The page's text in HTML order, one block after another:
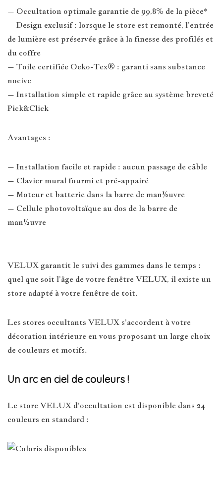
– Occultation optimale garantie de 99,8% de la pièce*
– Design exclusif : lorsque le store est remonté, l’entrée
de lumière est préservée grâce à la finesse des profilés et
du coffre
– Toile certifiée Oeko-Tex® : garanti sans substance
nocive
– Installation simple et rapide grâce au système breveté
Pick&Click
Avantages :
– Installation facile et rapide : aucun passage de câble
– Clavier mural fourmi et pré-appairé
– Moteur et batterie dans la barre de man½uvre
– Cellule photovoltaïque au dos de la barre de
man½uvre
VELUX garantit le suivi des gammes dans le temps :
quel que soit l’âge de votre fenêtre VELUX, il existe un
store adapté à votre fenêtre de toit.
Les stores occultants VELUX s’accordent à votre
décoration intérieure en vous proposant un large choix
de couleurs et motifs.
Un arc en ciel de couleurs !
Le store VELUX d’occultation est disponible dans 24
couleurs en standard :